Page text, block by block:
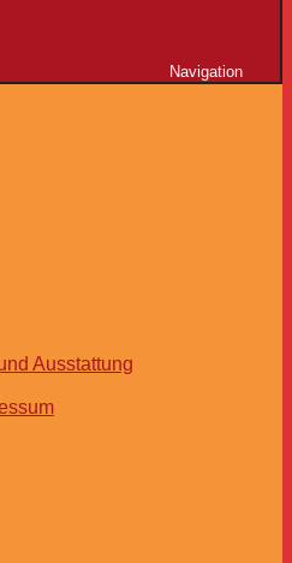
Navigation
Ausstattung